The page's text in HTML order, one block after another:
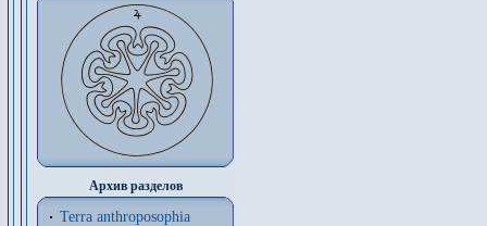
Архив разделов
Terra anthroposophia